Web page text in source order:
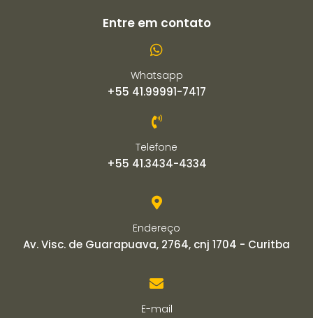
Entre em contato
Whatsapp
+55 41.99991-7417
Telefone
+55 41.3434-4334
Endereço
Av. Visc. de Guarapuava, 2764, cnj 1704 - Curitba
E-mail